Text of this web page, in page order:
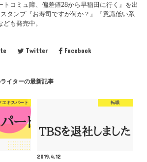
トコミュ障、偏差値28から早稲田に行く』を出
タンプ『お寿司ですが何か？』『意識低い系
ども発売中。
Twitter Facebook
イターの最新記事
エキスパート 転職
2019.4.12